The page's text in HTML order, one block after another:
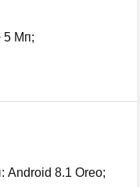
5 Мп;
Android 8.1 Oreo;